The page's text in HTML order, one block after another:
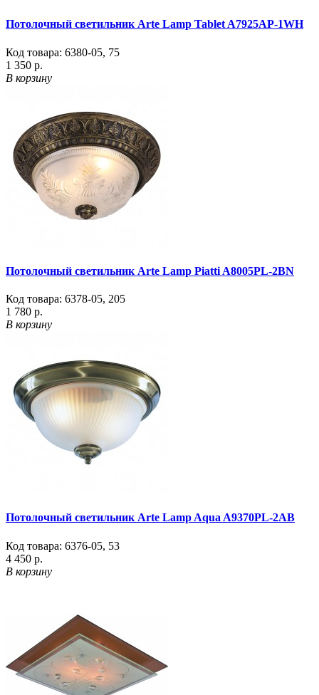
Потолочный светильник Arte Lamp Tablet A7925AP-1WH
Код товара: 6380-05, 75
1 350 р.
В корзину
Потолочный светильник Arte Lamp Piatti A8005PL-2BN
Код товара: 6378-05, 205
1 780 р.
В корзину
Потолочный светильник Arte Lamp Aqua A9370PL-2AB
Код товара: 6376-05, 53
4 450 р.
В корзину